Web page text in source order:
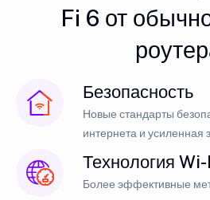
Fi 6 от
Безопасность
Новые стандарты
интернета и усиленная
Технология
Более эффективные